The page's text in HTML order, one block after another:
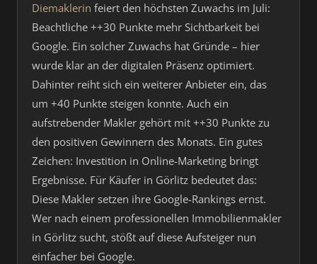
Diemaklerin feiert den höchsten Zuwachs im Juli:
Beachtliche ++30 Punkte mehr Sichtbarkeit bei
Google. Ein solcher Zuwachs hat Gründe – hier
wurde klar an der digitalen Präsenz optimiert.
Dahinter reiht sich ein weiterer Anbieter ein, das
um +40 Punkte steigen konnte. Auch ein
aufstrebender Makler gehört mit ++30 Punkte zu
den positiven Gewinnern des Monats. Ein gutes
Zeichen: Investition in Online-Marketing bringt
Ergebnisse. Für Käufer in Görlitz bedeutet das:
Diese Makler setzen ihre Google-Rankings ernst.
Wer nach einem professionellen Immobilienmakler
in Görlitz sucht, stößt auf diese Aufsteiger nun
einfacher bei Google.